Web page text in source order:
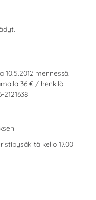
mennessä.
36 € / henkilö
kello 17.00